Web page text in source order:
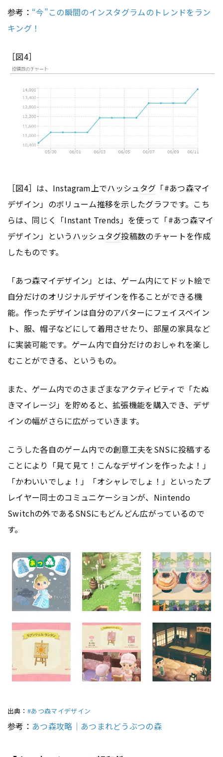
参考： “今”この瞬間のインスタグラムのトレンドをラン
キング！
［図4］
［図4］は、Instagram上でハッシュタグ 「#あつ森マイ
デザイン」のボリューム推移を示したグラフです。こち
らは、同じく「Instant Trends」を使って「#あつ森マイ
デザイン」というハッシュタグ投稿数のチャートを作成
したものです。
「あつ森マイデザイン」とは、ゲーム内にてドット絵で
自分だけのオリジナルデザインを作ることができる機
能。作ったデザインは自分のアバターにフェイスペイン
ト、服、帽子などにして着用させたり、部屋の家具など
に実装可能です。ゲーム内で自分だけのおしゃれを楽し
むことができる、というもの。
また、ゲーム内でのさまざまなアクティビティで「たぬ
きマイレージ」を貯めると、拡張機能を購入でき、デザ
インの幅がさらに広がっていきます。
こうした各自のゲーム内での創意工夫をSNSに投稿する
ことにより「見て見て！こんなデザインを作ったよ！」
「かわいいでしょ！」「オシャレでしょ！」といったプ
レイヤー同士のコミュニケーションが、Nintendo
Switchの外であるSNSにもどんどん広がっているので
す。
出典： #あつ森マイデザイン
参考： あつ森攻略｜あつまれどうぶつの森